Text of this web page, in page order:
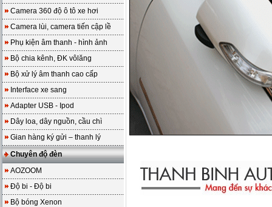
Camera 360 độ ô tô xe hơi
Camera lùi, camera tiến cập lề
Phụ kiện âm thanh - hình ảnh
Bộ chia kênh, ĐK vôlăng
Bộ xử lý âm thanh cao cấp
Interface xe sang
Adapter USB - Ipod
Dây loa, dây nguồn, cầu chì
Gian hàng ký gửi – thanh lý
Chuyên độ đèn
AOZOOM
Độ bi - Độ bi
Bộ bóng Xenon